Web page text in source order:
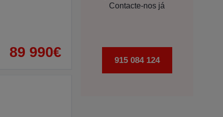
89 990€
Contacte-nos já
915 084 124